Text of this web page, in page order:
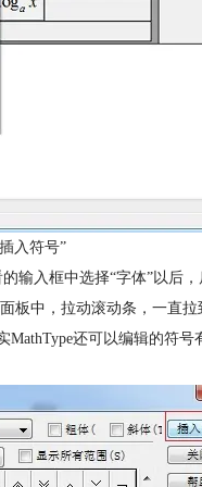
入符号”
输入框中选择“字体”以后
板中，拉动滚动条，一直
还可以编辑的符